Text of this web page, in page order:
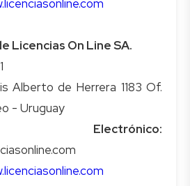
Licencias On Line SA.
Alberto de Herrera 1183 Of.
Electrónico: